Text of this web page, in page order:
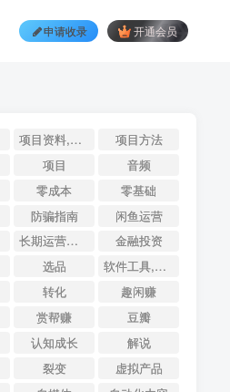
申请收录 开通会员
项目资料,QFire专题,AI搜索,资源导航
项目方法
项目
音频
零成本
零基础
防骗指南
闲鱼运营
长期运营案例
金融投资
选品
软件工具,QFire专题,AI搜索,资源导航
转化
趣闲赚
赏帮赚
豆瓣
认知成长
解说
裂变
虚拟产品